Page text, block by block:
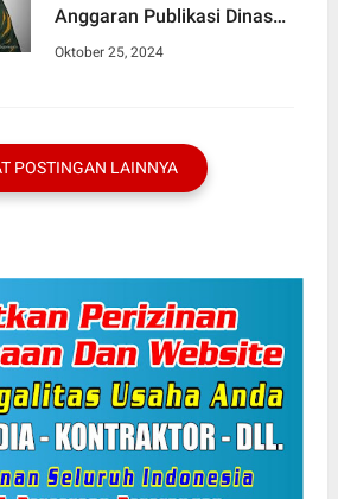
Anggaran Publikasi Dinas
Kota Pekanbaru
Oktober 25, 2024
POSTINGAN LAINNYA